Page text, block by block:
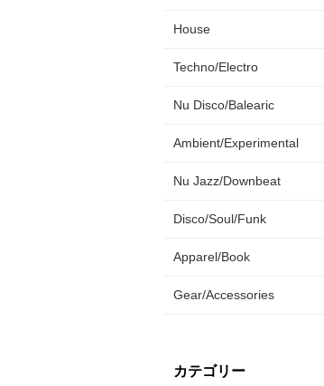
House
Techno/Electro
Nu Disco/Balearic
Ambient/Experimental
Nu Jazz/Downbeat
Disco/Soul/Funk
Apparel/Book
Gear/Accessories
カテゴリー